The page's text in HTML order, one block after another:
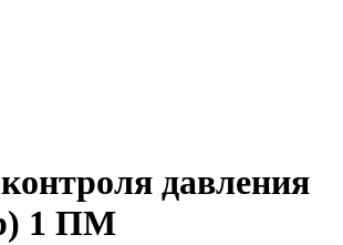
давления
1 ПМ